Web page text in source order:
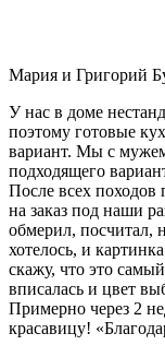
Мария и Григорий
У нас в доме
поэтому готовые
вариант. Мы с
подходящего
После всех
на заказ под наши
обмерил, посчитал,
хотелось, и
скажу, что это
вписалась и цвет
Примерно через 2
красавицу!